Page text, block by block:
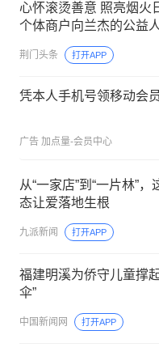
心怀滚烫善意 照亮烟
个体商户向兰杰的公益
荆门头条 打开APP
凭本人手机号领移动会员
广告 加点量-会员中心
从“一家店”到“一片林”
态让爱落地生根
九派新闻 打开APP
福建明溪为侨守儿童撑
伞”
中国新闻网 打开APP